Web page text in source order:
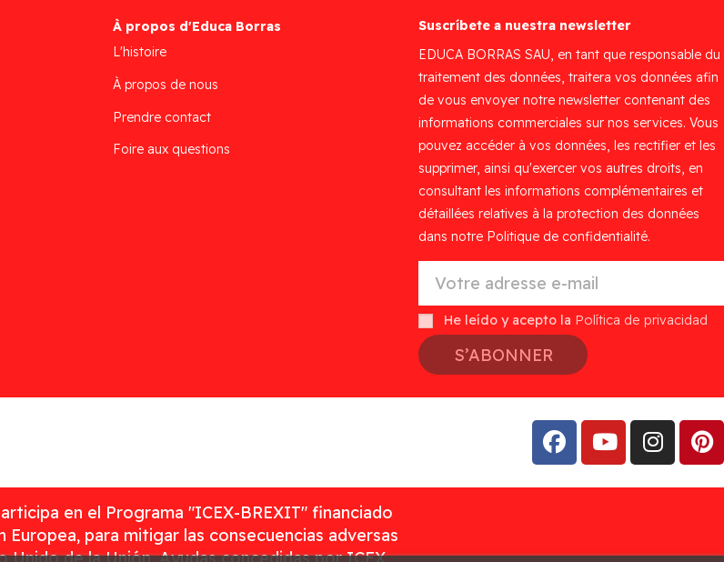
À propos d'Educa Borras
L'histoire
À propos de nous
Prendre contact
Foire aux questions
Suscríbete a nuestra newsletter
EDUCA BORRAS SAU, en tant que responsable du
traitement des données, traitera vos données afin
de vous envoyer notre newsletter contenant des
informations commerciales sur nos services. Vous
pouvez accéder à vos données, les rectifier et les
supprimer, ainsi qu'exercer vos autres droits, en
consultant les informations complémentaires et
détaillées relatives à la protection des données
dans notre Politique de confidentialité.
He leído y acepto la Política de privacidad
S’ABONNER
en el Programa "ICEX-BREXIT" financiado
Europea, para mitigar las consecuencias adversas